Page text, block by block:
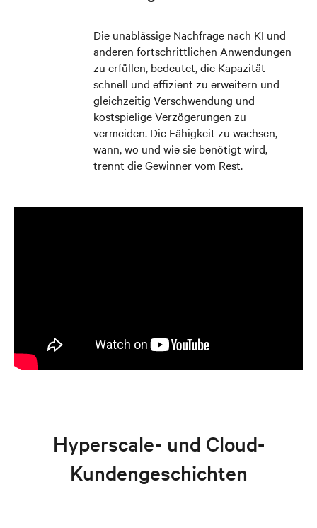
Die unablässige Nachfrage nach KI und
anderen fortschrittlichen Anwendungen
zu erfüllen, bedeutet, die Kapazität
schnell und effizient zu erweitern und
gleichzeitig Verschwendung und
kostspielige Verzögerungen zu
vermeiden. Die Fähigkeit zu wachsen,
wann, wo und wie sie benötigt wird,
trennt die Gewinner vom Rest.
Hyperscale- und Cloud-
Kundengeschichten